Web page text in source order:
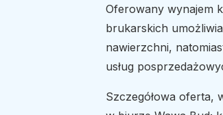
Oferowany wynajem
brukarskich
nawierzchni,
usług
Szczegółowa oferta,